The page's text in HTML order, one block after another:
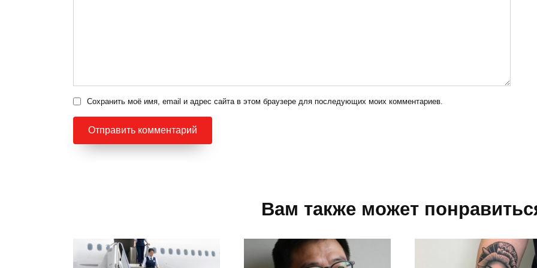
Сохранить моё имя, email и адрес сайта в этом браузере для последующих моих комментариев.
Вам также может